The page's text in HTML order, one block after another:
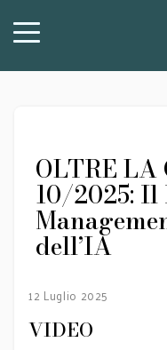
OLTRE
10/2025: Il
dell’IA
12 Luglio 2025
VIDEO